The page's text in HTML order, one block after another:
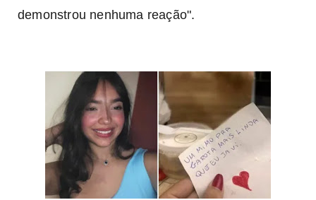
demonstrou nenhuma reação".